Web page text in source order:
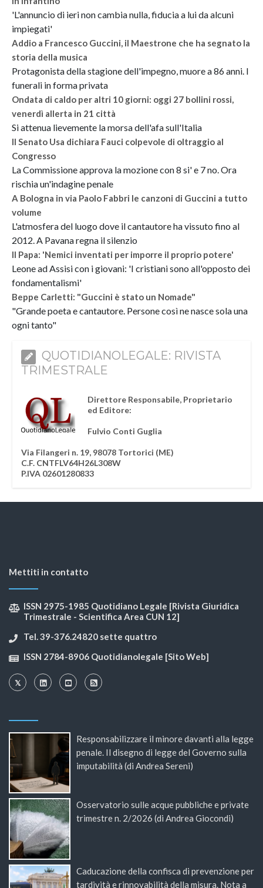
'L'annuncio di ieri non cambia nulla, fiducia a lui da alcuni
impiegati'
Addio a Francesco Guccini, il Maestrone che ha segnato la
storia della musica
Protagonista della stagione dell'impegno, muore a 86 anni. I
funerali in forma privata
Ondata di caldo per altri 10 giorni: oggi 27 bollini rossi,
venerdì allerta in 21 città
Si attenua lievemente la morsa dell'afa sull'Italia
Il Senato Usa dichiara Fauci colpevole di oltraggio al
Congresso
La Commissione approva la mozione con 8 si' e 7 no. Ora
rischia un'indagine penale
A Bologna in via Paolo Fabbri le canzoni di Guccini a tutto
volume
L'atmosfera del luogo dove il cantautore ha vissuto fino al
2012. A Pavana regna il silenzio
Il Papa: 'Nemici inventati per imporre il proprio potere'
Leone ad Assisi con i giovani: 'I cristiani sono all'opposto dei
fondamentalismi'
Beppe Carletti: "Guccini è stato un Nomade"
"Grande poeta e cantautore. Persone così ne nasce sola una
ogni tanto"
QUOTIDIANOLEGALE: RIVISTA
TRIMESTRALE
Direttore Responsabile, Proprietario
ed Editore:
Fulvio Conti Guglia
Via Filangeri n. 19, 98078 Tortorici (ME)
C.F. CNTFLV64H26L308W
P.IVA 02601280833
Mettiti in contatto
ISSN 2975-1985 Quotidiano Legale [Rivista Giuridica
Trimestrale - Scientifica Area CUN 12]
Tel. 39-376.24820 sette quattro
ISSN 2784-8906 Quotidianolegale [Sito Web]
Responsabilizzare il minore davanti alla legge
penale. Il disegno di legge del Governo sulla
imputabilità (di Andrea Sereni)
Osservatorio sulle acque pubbliche e private
trimestre n. 2/2026 (di Andrea Giocondi)
Caducazione della confisca di prevenzione per
tardività e rinnovabilità della misura. Nota a